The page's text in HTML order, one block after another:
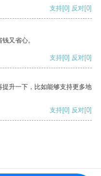
支持[0] 反对[0]
又省心。
支持[0] 反对[0]
升一下，比如能够支持更多地
支持[0] 反对[0]